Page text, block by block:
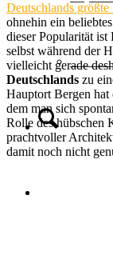
Suche
Deutschlands größte
ohnehin ein
dieser Popularität
selbst während der
vielleicht gerade
Deutschlands zu
Hauptort Bergen hat
dem man sich
Rolle des hübschen
prachtvoller
damit noch nicht